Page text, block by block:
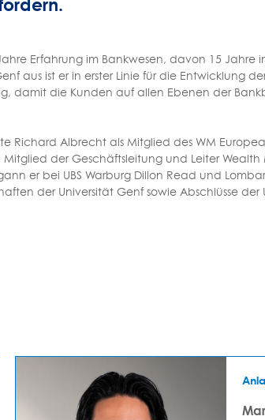
Erfahrung im Bankwesen, davon 15 Jahre
aus ist er in erster Linie für die Entwicklung
damit die Kunden auf allen Ebenen der
Richard Albrecht als Mitglied des WM
der Geschäftsleitung und Leiter
er bei UBS Warburg Dillon Read und
der Universität Genf sowie Abschlüsse